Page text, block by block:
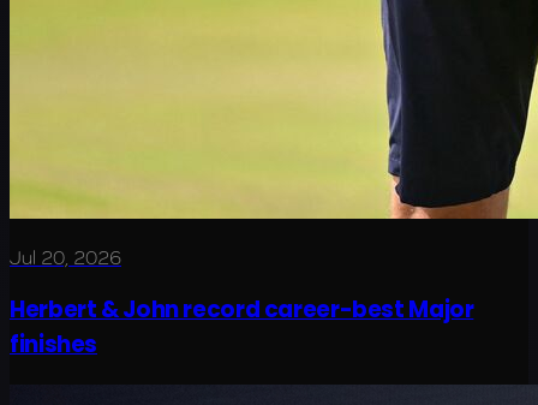
Jul 20, 2026
Herbert & John record career-best Major
finishes